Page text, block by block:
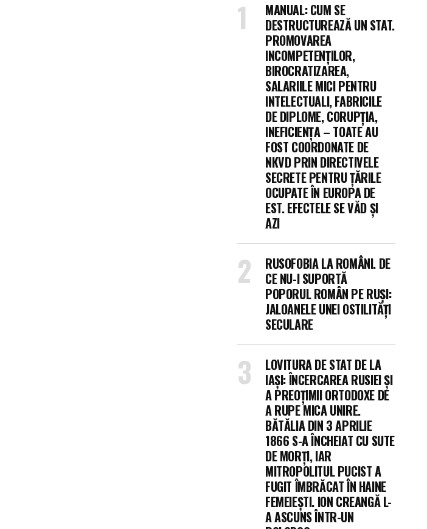
MANUAL: CUM SE
DESTRUCTUREAZĂ UN STAT.
PROMOVAREA
INCOMPETENȚILOR,
BIROCRATIZAREA,
SALARIILE MICI PENTRU
INTELECTUALI, FABRICILE
DE DIPLOME, CORUPȚIA,
INEFICIENȚA – TOATE AU
FOST COORDONATE DE
NKVD PRIN DIRECTIVELE
SECRETE PENTRU ȚĂRILE
OCUPATE ÎN EUROPA DE
EST. EFECTELE SE VĂD ȘI
AZI
RUSOFOBIA LA ROMÂNI. DE
CE NU-I SUPORTĂ
POPORUL ROMÂN PE RUȘI:
JALOANELE UNEI OSTILITĂȚI
SECULARE
LOVITURA DE STAT DE LA
IAȘI: ÎNCERCAREA RUSIEI ȘI
A PREOȚIMII ORTODOXE DE
A RUPE MICA UNIRE.
BĂTĂLIA DIN 3 APRILIE
1866 S-A ÎNCHEIAT CU SUTE
DE MORȚI, IAR
MITROPOLITUL PUCIST A
FUGIT ÎMBRĂCAT ÎN HAINE
FEMEIEȘTI. ION CREANGĂ L-
A ASCUNS ÎNTR-UN